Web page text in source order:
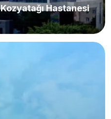
Hastanesi